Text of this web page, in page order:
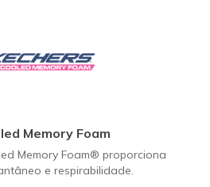
Memory Foam
Memory Foam® proporciona
e respirabilidade.